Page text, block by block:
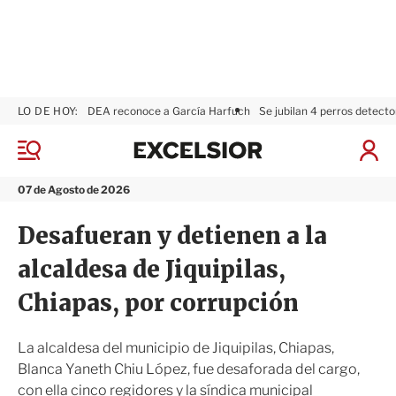
M
n
07 de Agosto de 2026
LO DE HOY: DEA reconoce a García Harfuch Se jubilan 4 perros
I
x
i
r
Desafueran y detienen a la
alcaldesa de Jiquipilas,
Chiapas, por corrupción
La alcaldesa del municipio de Jiquipilas, Chiapas,
Blanca Yaneth Chiu López, fue desaforada del cargo,
con ella cinco regidores y la síndica municipal